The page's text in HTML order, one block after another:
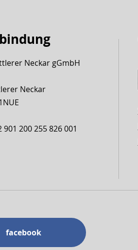
Neckar gGmbH
Neckar
901 200 255 826 001
facebook